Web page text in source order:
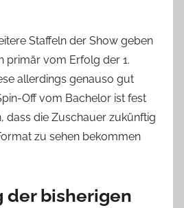
Staffeln der Show geben
primär vom Erfolg der 1.
allerdings genauso gut
Off vom Bachelor ist fest
dass die Zuschauer zukünftig
zu sehen bekommen
der bisherigen